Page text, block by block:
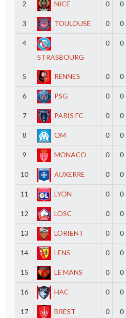
2 NICE 0 0
3 TOULOUSE 0 0
4
STRASBOURG
0 0
5 RENNES 0 0
6 PSG 0 0
7 PARIS FC 0 0
8 OM 0 0
9 MONACO 0 0
10 AUXERRE 0 0
11 LYON 0 0
12 LOSC 0 0
13 LORIENT 0 0
14 LENS 0 0
15 LE MANS 0 0
16 HAC 0 0
17 BREST 0 0